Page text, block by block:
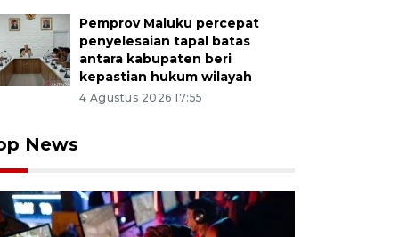
Pemprov Maluku percepat
penyelesaian tapal batas
antara kabupaten beri
kepastian hukum wilayah
4 Agustus 2026 17:55
News